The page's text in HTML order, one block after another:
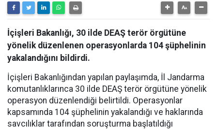
İçişleri Bakanlığı, 30 ilde DEAŞ terör örgütüne
yönelik düzenlenen operasyonlarda 104 şüphelinin
yakalandığını bildirdi.
İçişleri Bakanlığından yapılan paylaşımda, İl Jandarma
komutanlıklarınca 30 ilde DEAŞ terör örgütüne yönelik
operasyon düzenlendiği belirtildi. Operasyonlar
kapsamında 104 şüphelinin yakalandığı ve haklarında
savcılıklar tarafından soruşturma başlatıldığı